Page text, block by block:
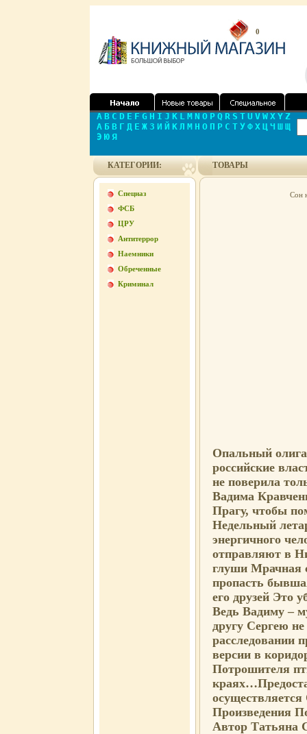
0
A B C D E F G H I J K L M N O P Q R S T U V W X Y Z
А Б В Г Д Е Ж З И Й К Л М Н О П Р С Т У Ф Х Ц Ч Ш Щ
Э Ю Я
КАТЕГОРИИ:
Спецназ
ФСБ
ЦРУ
Антитеррор
Наемники
Обреченные
Криминал
ТОВАРЫ
Сон
Опальный
российские
не поверила
Вадима
Прагу, чтобы
Недельный
энергичного
отправляют в
глуши Мрачная
пропасть
его друзей Это
Ведь Вадиму –
другу Сергею
расследовании
версии в
Потрошителя
Произведения
Автор Татьяна